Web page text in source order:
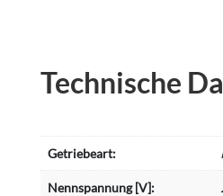
Technische
Getriebeart:
Nennspannung [V]: